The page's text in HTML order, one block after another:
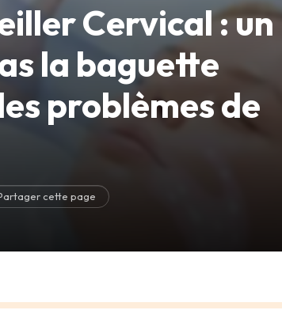
Cervical : un
la baguette
problèmes de
cette page